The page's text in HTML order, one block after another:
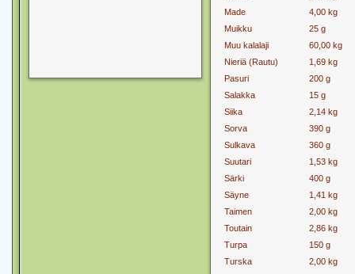
Made
4,00 kg
Muikku
25 g
Muu kalalaji
60,00 kg
Nieriä (Rautu)
1,69 kg
Pasuri
200 g
Salakka
15 g
Siika
2,14 kg
Sorva
390 g
Sulkava
360 g
Suutari
1,53 kg
Särki
400 g
Säyne
1,41 kg
Taimen
2,00 kg
Toutain
2,86 kg
Turpa
150 g
Turska
2,00 kg